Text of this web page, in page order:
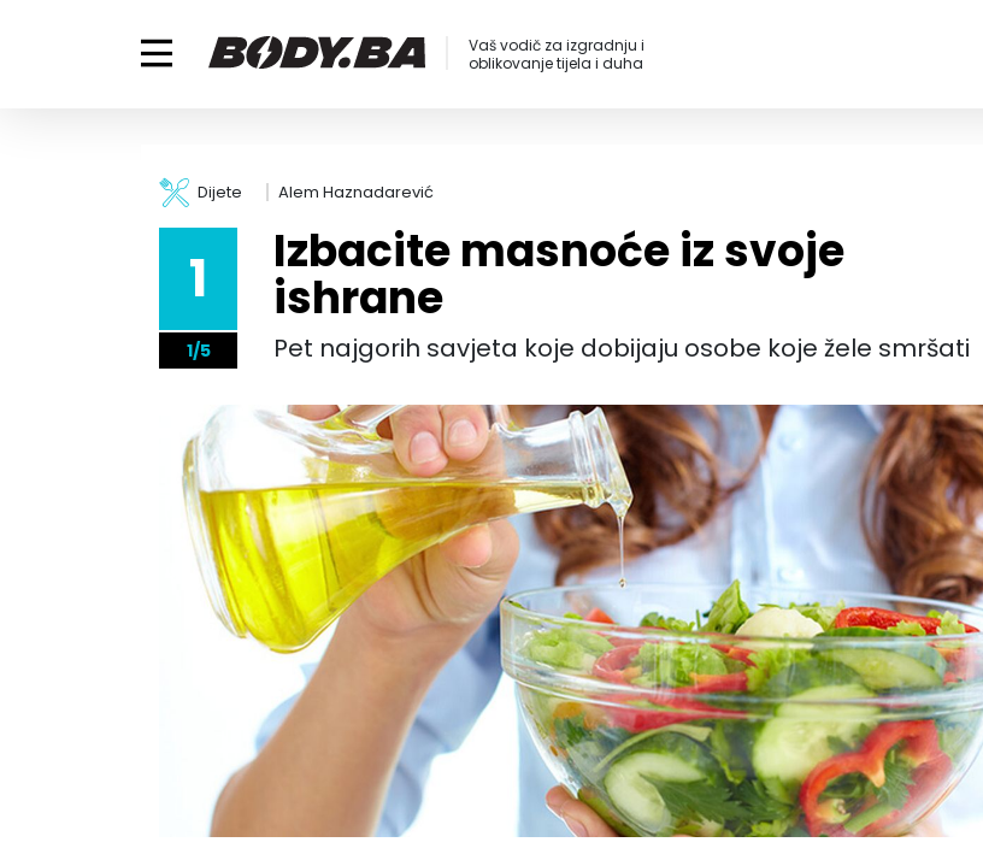
Vaš vodič za izgradnju i
oblikovanje tijela i duha
Dijete Alem Haznadarević
1
1/5
Izbacite masnoće iz svoje
ishrane
Pet najgorih savjeta koje dobijaju osobe koje žele smršati